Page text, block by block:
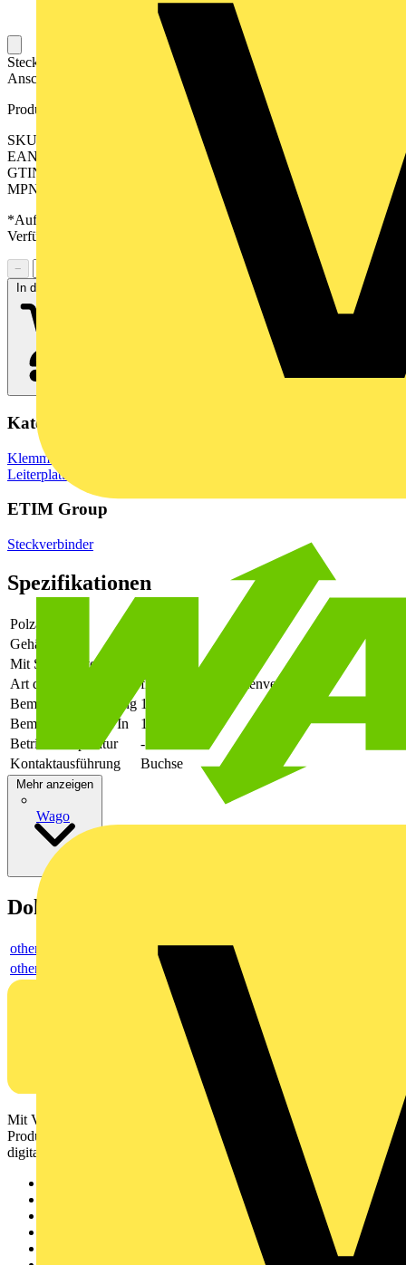
Wago
Steckbarer Leiterplatten-Anschluss mit innovativer
Anschlusstechnologie für eine sichere und intuitive Handhabung.
Produktkennzeichen
SKU: 2558640000
EAN: 04050118669565
GTIN: 04050118669565
MPN: B2CF 3.50/42/180LR SN OR BX
*Auf Anfrage verfügbar - bitte in den Warenkorb legen, um
Verfügbarkeit zu prüfen
−
In den Warenkorb
Kategorien
Klemmen, Steckverbinder & Verbindungselemente
Leiterplattensteckverbinder
ETIM Group
Steckverbinder
Spezifikationen
Polzahl
Gehäusefarbe
Mit Schutzleiter
Art der Verbindung
flexibler Leiterplattenverbinder
Bemessungsspannung 160
Bemessungsstrom In
12
Betriebstemperatur
-50 - 120
Kontaktausführung
Buchse
Mehr anzeigen
Dokumente
others
others
Mit Voltimum erhalten Elektrofachkräfte Zugang zu Branchennews,
Produktinformationen, Schulungen und Tools – alles auf einer
digitalen Plattform und Community.